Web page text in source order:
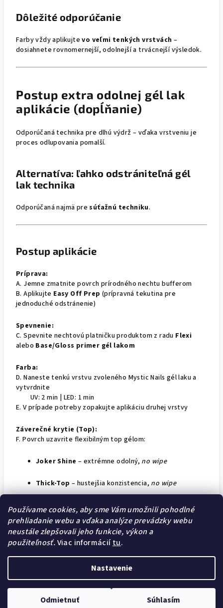
Používame cookies, aby sme Vám umožnili pohodlné
prehliadanie webu a vďaka analýze prevádzky webu
neustále zlepšovali jeho funkcie, výkon a
použiteľnosť.Viac informáciítu.
Nastavenie
Odmietnuť Súhlasím
Dôležité odporúčanie
Farby vždy aplikujtevo veľmi tenkých vrstvách –
dosiahnete rovnomernejší, odolnejší a trvácnejší výsledok.
Postup extra odolnej gél lak
aplikácie (dopĺňanie)
Odporúčaná technika pre dlhú výdrž – vďaka vrstveniu je
proces odlupovania pomalší.
Alternatíva: ľahko odstrániteľná gél
lak technika
Odporúčaná najmä presúťažnú techniku.
Postup aplikácie
Príprava:
A. Jemne zmatnite povrch prírodného nechtu bufferom
B. Aplikujte Easy Off Prep (prípravná tekutina pre
jednoduché odstránenie)
Spevnenie:
C. Spevnite nechtovú platničku produktom z radu Flexi
alebo Base/Gloss primer gél lakom
Farba:
D. Naneste tenkú vrstvu zvoleného Mystic Nails gél laku a
vytvrdnite
UV: 2 min | LED: 1 min
E. V prípade potreby zopakujte aplikáciu druhej vrstvy
Záverečné krytie (Top):
F. Povrch uzavrite flexibilným top gélom:
Joker Shine – extrémne odolný, no wipe
Thick-Top – hustejšia konzistencia, no wipe
Matte&Go – extra dlhotrvajúci matný efekt, no wipe
Base/Gloss– base aj top v jednom, utiera sa
Upraviť nastavenie cookies